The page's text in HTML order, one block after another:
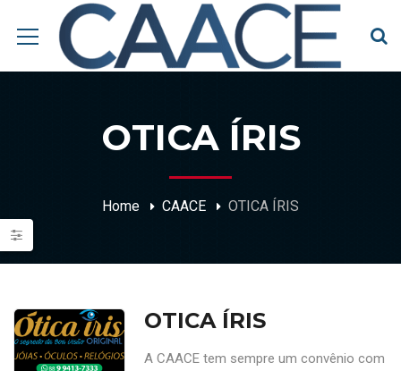
OTICA ÍRIS
Home CAACE OTICA ÍRIS
OTICA ÍRIS
A CAACE tem sempre um convênio com